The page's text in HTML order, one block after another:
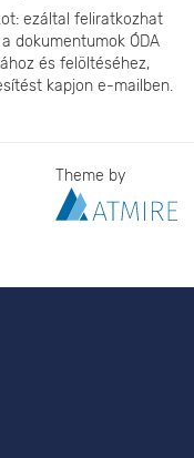
ezáltal feliratkozhat
dokumentumok ÓDA
és felöltéséhez,
kapjon e-mailben.
Theme by